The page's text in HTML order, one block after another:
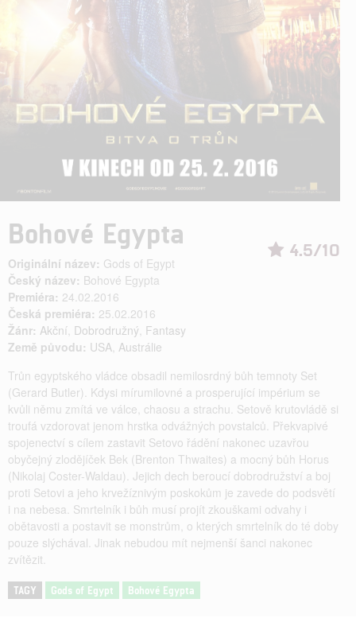
4.5/10
Bohové Egypta
Originální název: Gods of Egypt
Český název: Bohové Egypta
Premiéra: 24.02.2016
Česká premiéra: 25.02.2016
Žánr: Akční, Dobrodružný, Fantasy
Země původu: USA, Austrálie
Trůn egyptského vládce obsadil nemilosrdný bůh temnoty Set
(Gerard Butler). Kdysi mírumilovné a prosperující impérium se
kvůli němu zmítá ve válce, chaosu a strachu. Setově krutovládě si
troufá vzdorovat jenom hrstka odvážných povstalců. Překvapivé
spojenectví s cílem zastavit Setovo řádění nakonec uzavřou
obyčejný zlodějíček Bek (Brenton Thwaites) a mocný bůh Horus
(Nikolaj Coster-Waldau). Jejich dech beroucí dobrodružství a boj
proti Setovi a jeho krvežíznivým poskokům je zavede do podsvětí
i na nebesa. Smrtelník i bůh musí projít zkouškami odvahy i
obětavosti a postavit se monstrům, o kterých smrtelník do té doby
pouze slýchával. Jinak nebudou mít nejmenší šanci nakonec
zvítězit.
TAGY Gods of Egypt Bohové Egypta